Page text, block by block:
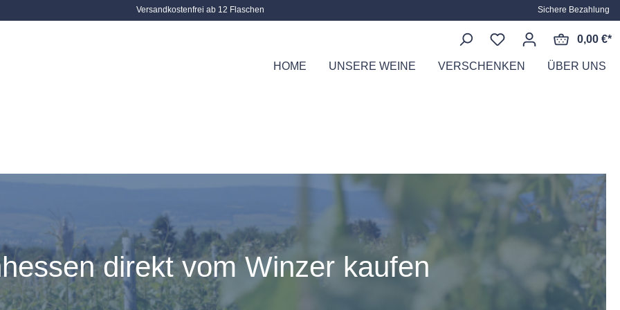
Versandkostenfrei ab 12 Flaschen Sichere Bezahlung
0,00 €*
HOME UNSERE WEINE VERSCHENKEN ÜBER UNS
direkt vom Winzer kaufen